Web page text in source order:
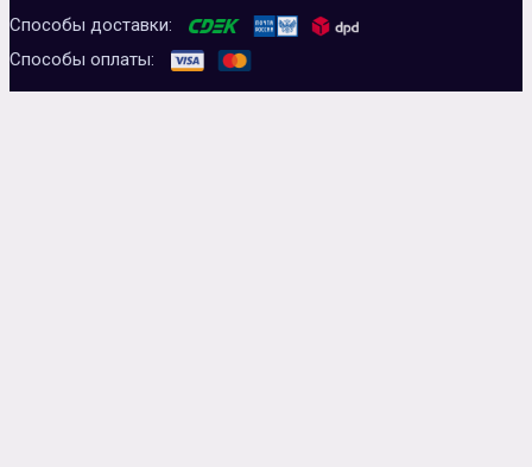
Способы доставки:
Способы оплаты: